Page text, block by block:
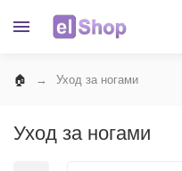
Уход за ногами
Уход за ногами